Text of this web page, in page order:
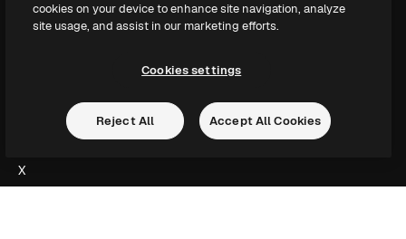
Siga-nos
X
Reddit
cookies on your device to enhance site navigation, analyze
site usage, and assist in our marketing efforts.
Cookies settings
Reject All Accept All Cookies